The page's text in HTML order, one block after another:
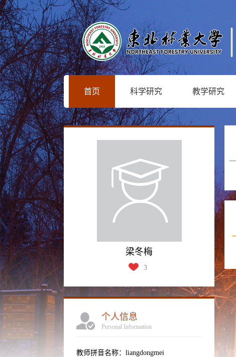
首页 科学研究 教学研究
梁冬梅
3
个人信息
Personal Information
教师拼音名称：liangdongmei